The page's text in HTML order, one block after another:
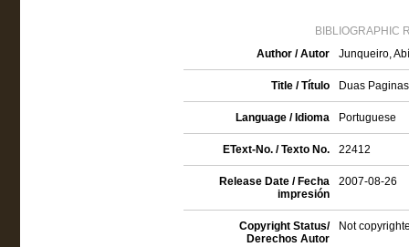
BIBLIOGRAPHIC
Author / Autor
Junqueiro,
Title / Título Duas
Language / Idioma Portuguese
EText-No. / Texto No. 22412
Release Date / Fecha
impresión
2007-08-26
Copyright Status/
Derechos Autor
Not